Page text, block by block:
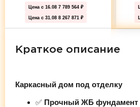
Цена с 16.08 7 789 564 ₽
Цена с 31.08 8 267 871 ₽
Краткое описание
Каркасный дом под отделку
✅ Прочный ЖБ фундамент